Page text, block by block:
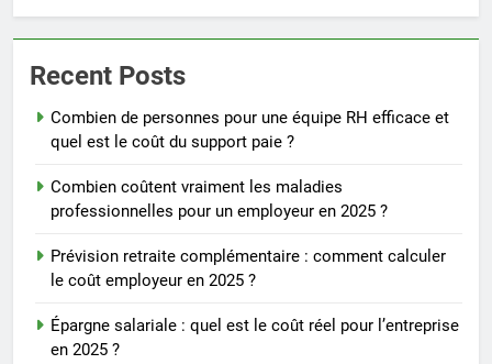
Recent Posts
Combien de personnes pour une équipe RH efficace et
quel est le coût du support paie ?
Combien coûtent vraiment les maladies
professionnelles pour un employeur en 2025 ?
Prévision retraite complémentaire : comment calculer
le coût employeur en 2025 ?
Épargne salariale : quel est le coût réel pour l’entreprise
en 2025 ?